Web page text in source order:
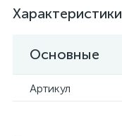
Характеристики
Основные
Артикул